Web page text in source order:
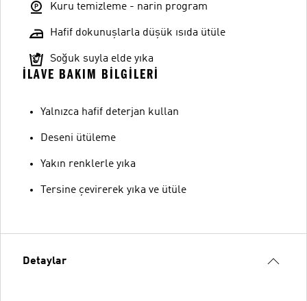
Kuru temizleme - narin program
Hafif dokunuşlarla düşük ısıda ütüle
Soğuk suyla elde yıka
İLAVE BAKIM BILGILERI
Yalnızca hafif deterjan kullan
Deseni ütüleme
Yakın renklerle yıka
Tersine çevirerek yıka ve ütüle
Detaylar